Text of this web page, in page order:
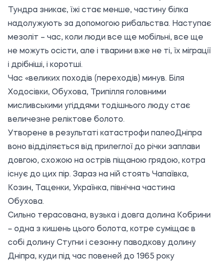
Тундра зникає, їжі стає менше, частину білка
надолужують за допомогою рибальства. Наступає
мезоліт – час, коли люди все ще мобільні, все ще
не можуть осісти, але і тварини вже не ті, їх міграції
і дрібніші, і коротші.
Час «великих походів (переходів) минув. Біля
Ходосівки, Обухова, Трипілля головними
мисливськими угіддями тодішнього люду стає
величезне реліктове болото.
Утворене в результаті катастрофи палеоДніпра
воно відділяється від прилеглої до річки заплави
довгою, схожою на острів піщаною грядою, котра
існує до цих пір. Зараз на ній стоять Чапаївка,
Козин, Таценки, Українка, північна частина
Обухова.
Сильно терасована, вузька і довга долина Кобрини
– одна з кишень цього болота, котре суміщає в
собі долину Стугни і сезонну паводкову долину
Дніпра, куди під час повеней до 1965 року